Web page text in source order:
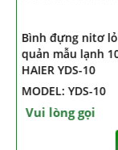
Bình đựng nitơ
mẫu lạnh 14L
14-216
MODEL: HVC-14-
Vui lòng gọi